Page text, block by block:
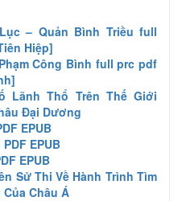
– Quản Bình Triều full
Hiệp]
Công Bình full prc pdf
Lãnh Thổ Trên Thế Giới
Đại Dương
EPUB
EPUB
EPUB
Sử Thi Về Hành Trình Tìm
Châu Á